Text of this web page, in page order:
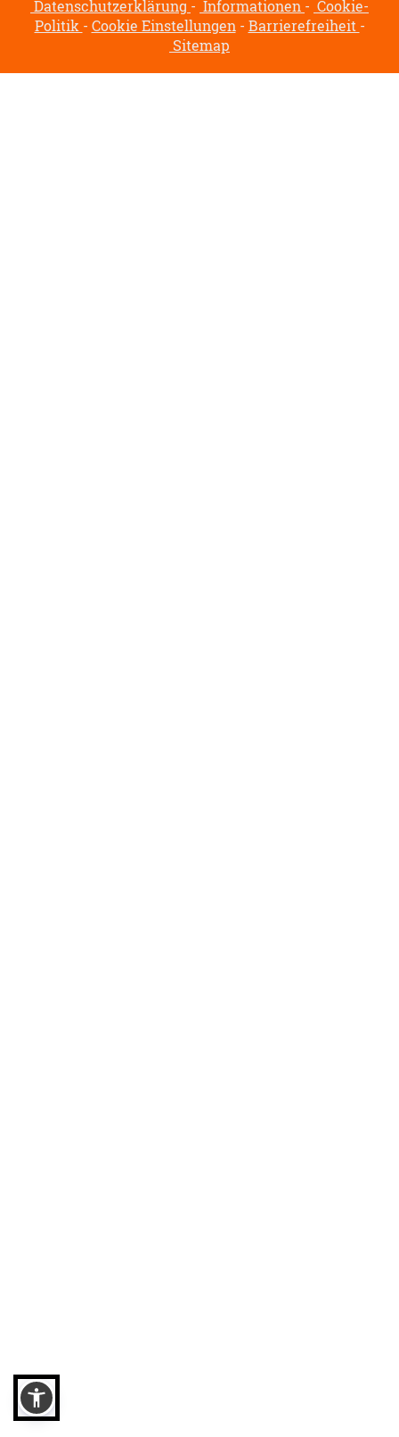
Datenschutzerklärung
Informationen
Cookie-
Politik
Cookie Einstellungen
Barrierefreiheit
Sitemap